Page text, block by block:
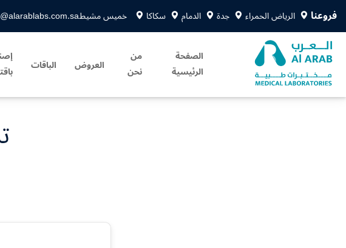
فروعنا الرياض الحمراء جدة الدمام سكاكا خميس مشيط
الصفحة
الرئيسية
من
نحن العروض الباقات